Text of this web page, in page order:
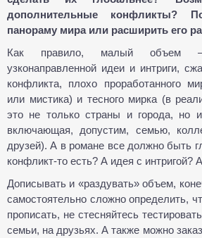
дополнительные конфликты?
панораму мира или расширить его
Как правило, малый объем –
узконаправленной идеи и интриги,
конфликта, плохо проработанного
или мистика) и тесного мирка (в
это не только страны и города, но
включающая, допустим, семью,
друзей). А в романе все должно быть
конфликт-то есть? А идея с
Дописывать и «раздувать» объем,
самостоятельно сложно определить,
прописать, не стесняйтесь
семьи, на друзьях. А также можно